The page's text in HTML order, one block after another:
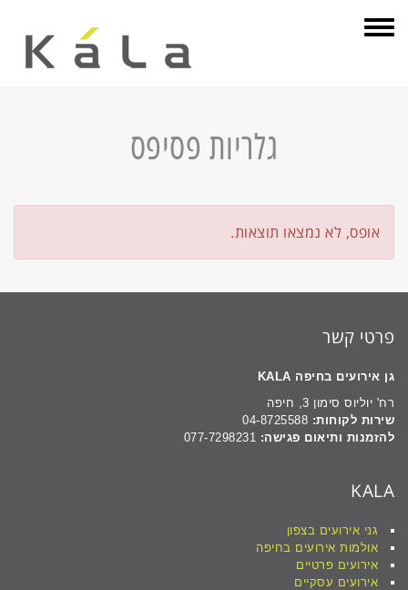
תפריט
גלריות פסיפס
אופס, לא נמצאו תוצאות.
פרטי קשר
גן אירועים בחיפה KALA
רח' יוליוס סימון 3, חיפה
שירות לקוחות:
להזמנות ותיאום פגישה: 077-7298231
KALA
גני אירועים בצפון
אולמות אירועים בחיפה
אירועים פרטיים
אירועים עסקיים